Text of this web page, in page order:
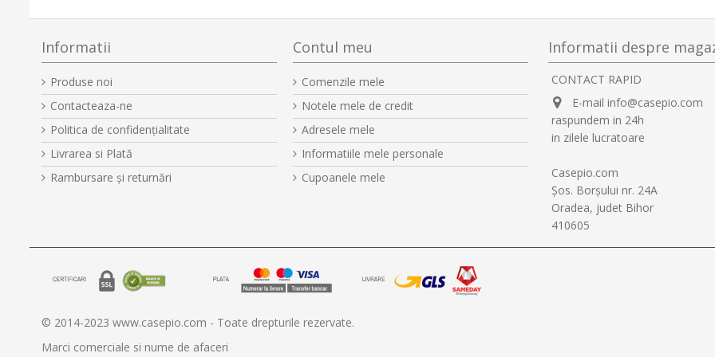
Informatii
Produse noi
Contacteaza-ne
Politica de confidențialitate
Livrarea si Plată
Rambursare și returnări
Contul meu
Comenzile mele
Notele mele de credit
Adresele mele
Informatiile mele personale
Cupoanele mele
Informatii despre
CONTACT RAPID
E-mail info@casepio.com
raspundem in 24h
in zilele lucratoare
Casepio.com
Şos. Borşului nr. 24A
Oradea, judet Bihor
410605
© 2014-2023 www.casepio.com - Toate drepturile rezervate.
Marci comerciale si nume de afaceri